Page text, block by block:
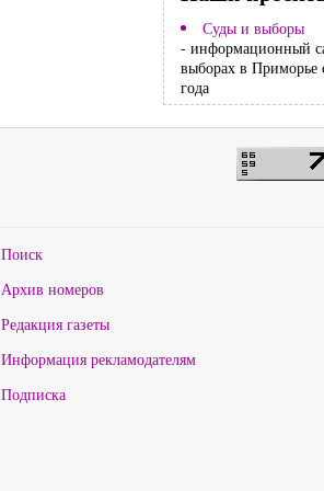
Суды и выборы
- информационный
выборах в Приморье
года
Поиск
Архив номеров
Редакция газеты
Информация рекламодателям
Подписка